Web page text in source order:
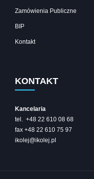
Zamówienia Publiczne
BIP
Kontakt
KONTAKT
Kancelaria
tel. +48 22 610 08 68
fax +48 22 610 75 97
ikolej@ikolej.pl